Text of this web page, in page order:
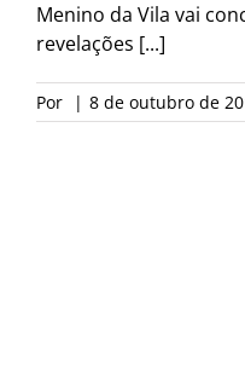
Menino da Vila vai
revelações [...]
Por | 8 de outubro de